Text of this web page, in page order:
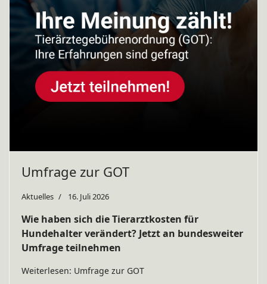
Umfrage zur GOT
Aktuelles 16. Juli 2026
Wie haben sich die Tierarztkosten für
Hundehalter verändert? Jetzt an bundesweiter
Umfrage teilnehmen
Weiterlesen: Umfrage zur GOT